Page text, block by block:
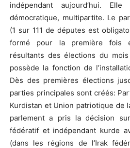
indépendant aujourd’hui.
démocratique, multipartite. Le
(1 sur 111 de députes est
formé pour la première fois
résultants des élections du
possède la fonction de
Dès des premières élections
parties principales sont créés:
Kurdistan et Union patriotique de
parlement a pris la décision
fédératif et indépendant kurde
(dans les régions de l’Irak